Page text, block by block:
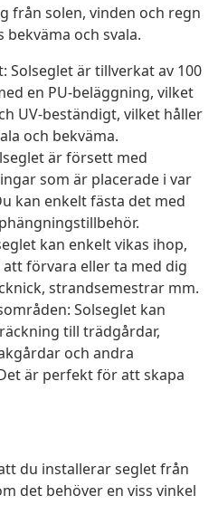
från solen, vinden och regn
och svala.
Solseglet är tillverkat av 100
en PU-beläggning, vilket
UV-beständigt, vilket håller
och bekväma.
är försett med
som är placerade i var
kan enkelt fästa det med
kan enkelt vikas ihop,
förvara eller ta med dig
strandsemestrar mm.
Solseglet kan
till trädgårdar,
och andra
är perfekt för att skapa
du installerar seglet från
det behöver en viss vinkel